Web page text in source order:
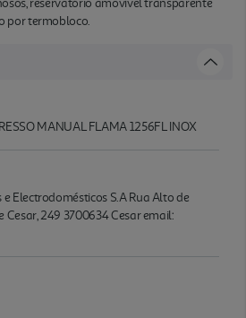
reservatório amovível transparente
por termobloco.
MANUAL FLAMA 1256FL INOX
Electrodomésticos S.A Rua Alto de
Cesar, 249 3700634 Cesar email: